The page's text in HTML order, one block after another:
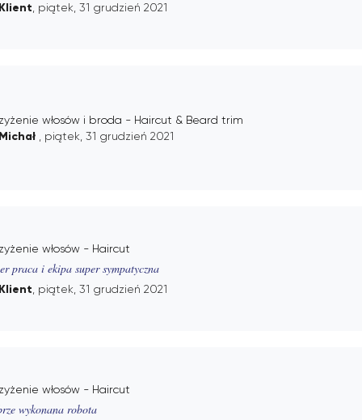
Klient , piątek, 31 grudzień 2021
włosów i broda - Haircut & Beard trim
Michał , piątek, 31 grudzień 2021
włosów - Haircut
praca i ekipa super sympatyczna
Klient , piątek, 31 grudzień 2021
włosów - Haircut
wykonana robota